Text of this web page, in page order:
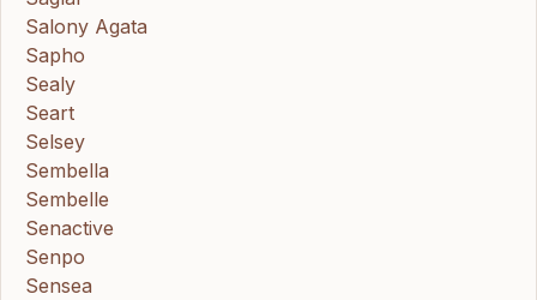
Salony Agata
Sapho
Sealy
Seart
Selsey
Sembella
Sembelle
Senactive
Senpo
Sensea